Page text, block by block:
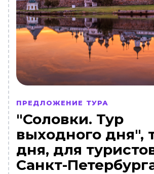
ПРЕДЛОЖЕНИЕ ТУРА
"Соловки. Тур
выходного дня",
дня, для
Санкт-